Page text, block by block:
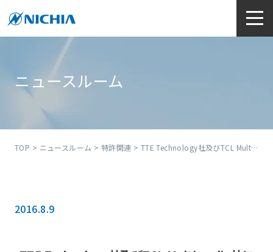
ニュースルーム
TOP > ニュースルーム > 特許関連 > TTE Technology社及びTCL Multimedia社に対する米国での特許権侵害訴訟提起について
2016.8.9